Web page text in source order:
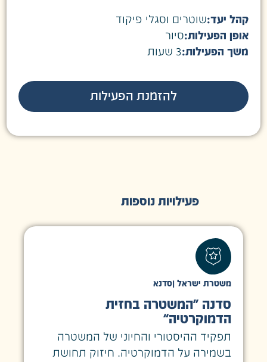
קהל יעד:שוטרים וסגלי פיקוד
אופן הפעילות:סיור
משך הפעילות:3 שעות
להזמנת הפעילות
פעילויות נוספות
משטרת ישראל |סדנא
סדנה “המשטרה בחזית
הדמוקרטיה”
תפקיד ההיסטורי והחיוני של המשטרה
בשמירה על הדמוקרטיה. חיזוק תחושת